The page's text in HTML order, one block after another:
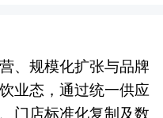
得到保持；可见由于
以及执行不到位，导
之一却沦为广东省的
国最具创新力的一线
局、国家商务部、国
心、中国度假村行业
全国及海外多种相关
布和提供的大量资
的发展状况，以及未
以及企业的应对策
竞争格局，行业的发
家部门、行业协会、
的基础信息以及专业
料，对我国星级酒店
发展趋势、行业技术
营深刻变革的关键阶
求呈现差异化特征，
；运营模式层面，承
、规模化扩张与品牌
业态，通过统一供应
门店标准化复制及数